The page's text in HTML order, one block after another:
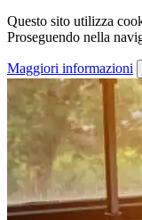
Questo sito utilizza
Proseguendo nella
Maggiori informazioni